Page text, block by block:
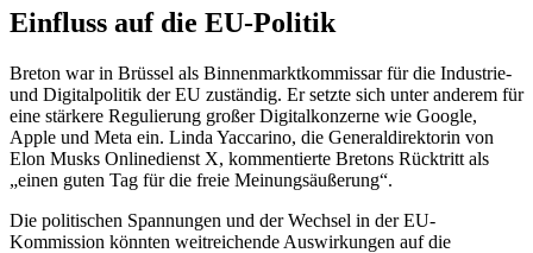
Einfluss auf die EU-Politik
Breton war in Brüssel als Binnenmarktkommissar für die Industrie-
und Digitalpolitik der EU zuständig. Er setzte sich unter anderem für
eine stärkere Regulierung großer Digitalkonzerne wie Google,
Apple und Meta ein. Linda Yaccarino, die Generaldirektorin von
Elon Musks Onlinedienst X, kommentierte Bretons Rücktritt als
„einen guten Tag für die freie Meinungsäußerung“.
Die politischen Spannungen und der Wechsel in der EU-
Kommission könnten weitreichende Auswirkungen auf die